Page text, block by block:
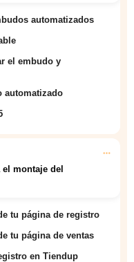
automatizados
el embudo y
automatizado
el montaje del
tu página de registro
tu página de ventas
en Tiendup